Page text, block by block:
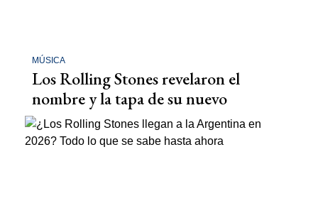
MÚSICA
Los Rolling Stones revelaron el
nombre y la tapa de su nuevo